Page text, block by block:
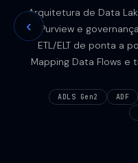
Arquitetura de Data
Purview e
ETL/ELT de ponta a
Mapping Data Flows e
ADLS Gen2 ADF
‹